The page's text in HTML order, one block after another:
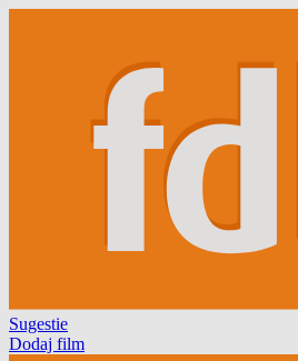
Sugestie
Dodaj film